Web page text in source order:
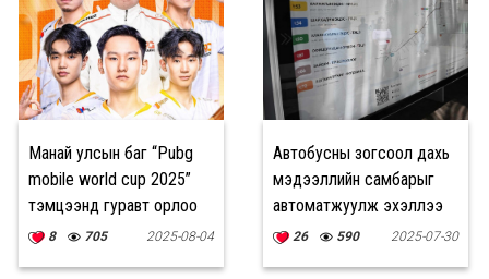
Манай улсын баг “Pubg
mobile world cup 2025”
тэмцээнд гуравт орлоо
8 705 2025-08-04
Автобусны зогсоол дахь
мэдээллийн самбарыг
автоматжуулж эхэллээ
26 590 2025-07-30